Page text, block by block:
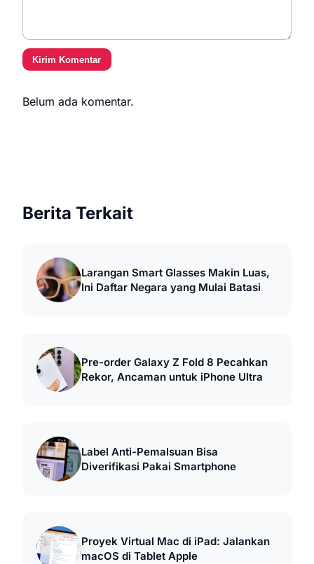
Kirim Komentar
Belum ada komentar.
Berita Terkait
Larangan Smart Glasses Makin Luas,
Ini Daftar Negara yang Mulai Batasi
Pre-order Galaxy Z Fold 8 Pecahkan
Rekor, Ancaman untuk iPhone Ultra
Label Anti-Pemalsuan Bisa
Diverifikasi Pakai Smartphone
Proyek Virtual Mac di iPad: Jalankan
macOS di Tablet Apple